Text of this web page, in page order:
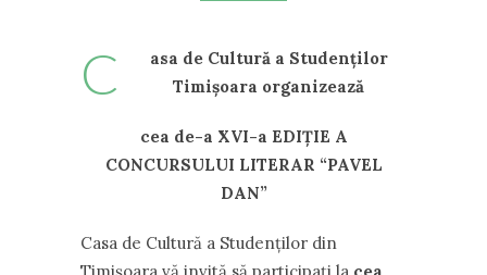
C
asa de Cultură a Studenţilor
Timişoara organizează
cea de-a XVI-a EDIŢIE A
CONCURSULUI LITERAR “PAVEL
DAN”
Casa de Cultură a Studenţilor din